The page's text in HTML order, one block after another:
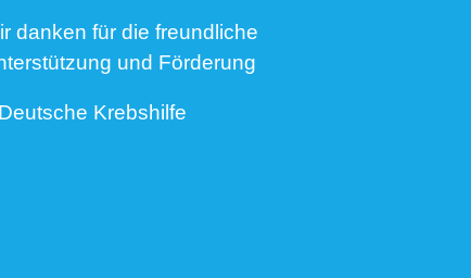
danken für die freundliche
und Förderung